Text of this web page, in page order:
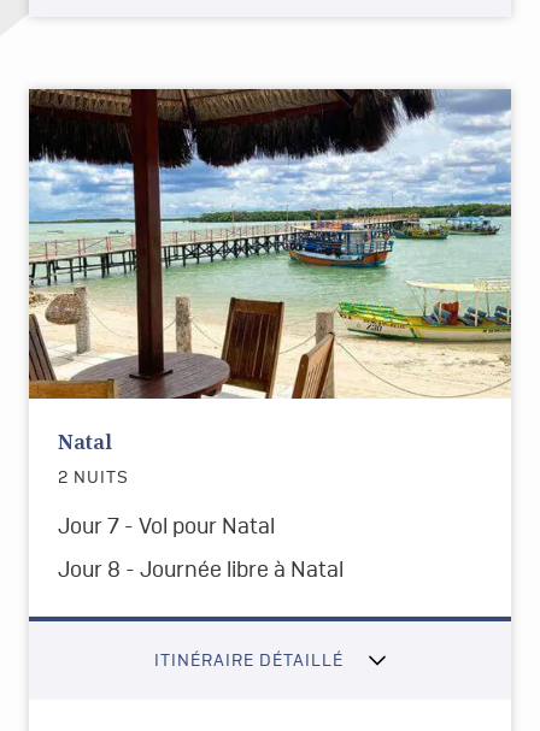
Natal
2 NUITS
Jour 7 - Vol pour Natal
Jour 8 - Journée libre à Natal
ITINÉRAIRE DÉTAILLÉ